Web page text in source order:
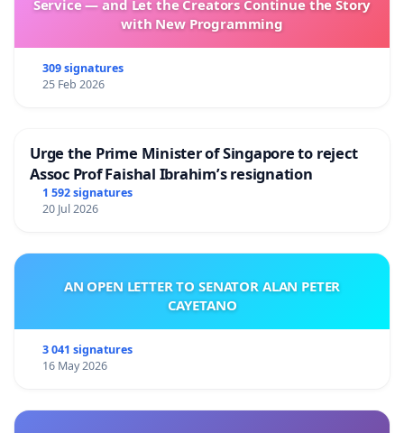
72- دکتر احمد خالق نژاد طبری- انجمن علمی جراحان کودکان
73- دکتر پروانه کریم زاده - انجمن علمی نورومتابولیک ایران
Service — and Let the Creators Continue the Story
with New Programming
309 signatures
25 Feb 2026
Urge the Prime Minister of Singapore to reject
Assoc Prof Faishal Ibrahim’s resignation
1 592 signatures
20 Jul 2026
AN OPEN LETTER TO SENATOR ALAN PETER
CAYETANO
3 041 signatures
16 May 2026